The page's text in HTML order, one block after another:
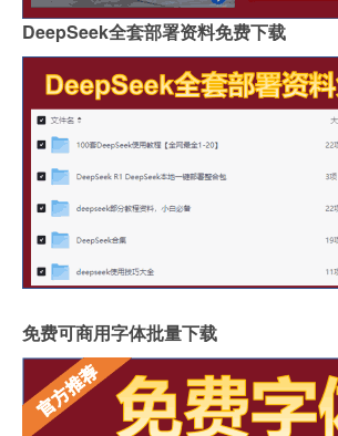
DeepSeek全套部署资料免费下载
免费可商用字体批量下载